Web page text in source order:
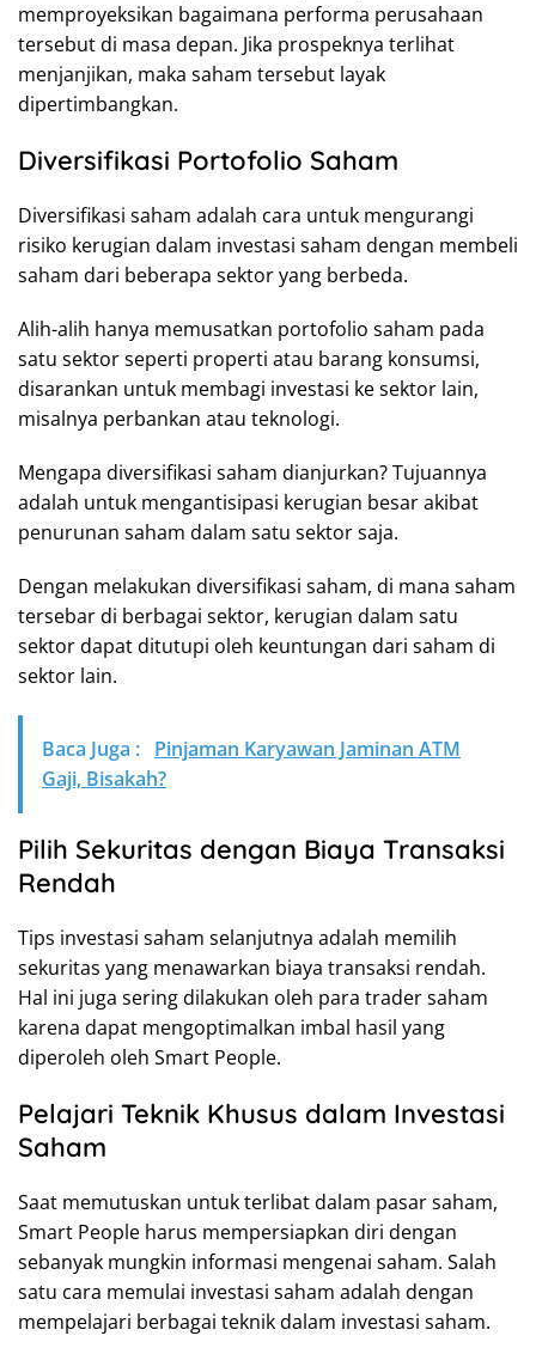
memproyeksikan bagaimana performa perusahaan
tersebut di masa depan. Jika prospeknya terlihat
menjanjikan, maka saham tersebut layak
dipertimbangkan.
Diversifikasi Portofolio Saham
Diversifikasi saham adalah cara untuk mengurangi
risiko kerugian dalam investasi saham dengan membeli
saham dari beberapa sektor yang berbeda.
Alih-alih hanya memusatkan portofolio saham pada
satu sektor seperti properti atau barang konsumsi,
disarankan untuk membagi investasi ke sektor lain,
misalnya perbankan atau teknologi.
Mengapa diversifikasi saham dianjurkan? Tujuannya
adalah untuk mengantisipasi kerugian besar akibat
penurunan saham dalam satu sektor saja.
Dengan melakukan diversifikasi saham, di mana saham
tersebar di berbagai sektor, kerugian dalam satu
sektor dapat ditutupi oleh keuntungan dari saham di
sektor lain.
Baca Juga : Pinjaman Karyawan Jaminan ATM
Gaji, Bisakah?
Pilih Sekuritas dengan Biaya Transaksi
Rendah
Tips investasi saham selanjutnya adalah memilih
sekuritas yang menawarkan biaya transaksi rendah.
Hal ini juga sering dilakukan oleh para trader saham
karena dapat mengoptimalkan imbal hasil yang
diperoleh oleh Smart People.
Pelajari Teknik Khusus dalam Investasi
Saham
Saat memutuskan untuk terlibat dalam pasar saham,
Smart People harus mempersiapkan diri dengan
sebanyak mungkin informasi mengenai saham. Salah
satu cara memulai investasi saham adalah dengan
mempelajari berbagai teknik dalam investasi saham.